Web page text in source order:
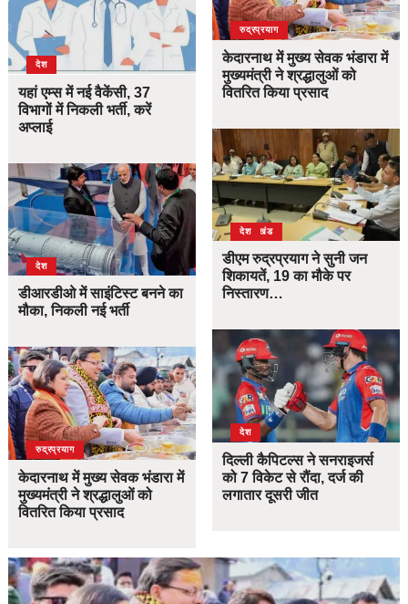
देश
यहां एम्स में नई वैकेंसी, 37
विभागों में निकली भर्ती, करें
अप्लाई
देश
डीआरडीओ में साइंटिस्ट बनने का
मौका, निकली नई भर्ती
उत्तराखंड
देश
रुद्रप्रयाग
केदारनाथ में मुख्य सेवक भंडारा में
मुख्यमंत्री ने श्रद्धालुओं को
वितरित किया प्रसाद
उत्तराखंड
देश
रुद्रप्रयाग
केदारनाथ में मुख्य सेवक भंडारा में
मुख्यमंत्री ने श्रद्धालुओं को
वितरित किया प्रसाद
उत्तराखंड
देश
डीएम रुद्रप्रयाग ने सुनी जन
शिकायतें, 19 का मौके पर
निस्तारण…
देश
दिल्ली कैपिटल्स ने सनराइजर्स
को 7 विकेट से रौंदा, दर्ज की
लगातार दूसरी जीत